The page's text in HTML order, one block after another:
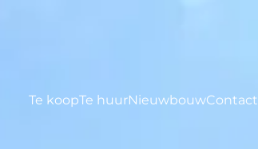
Te koopTe huurNieuwbouwContact